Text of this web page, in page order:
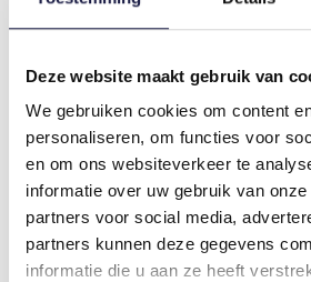
Deze website maakt gebruik van
We gebruiken cookies om content
personaliseren, om functies voor
en om ons websiteverkeer te
informatie over uw gebruik van
partners voor social media,
partners kunnen deze gegevens
informatie die u aan ze heeft
afgewerkt drukwerk
tijdens eens van onze
marketingcommunicatie
Relevante